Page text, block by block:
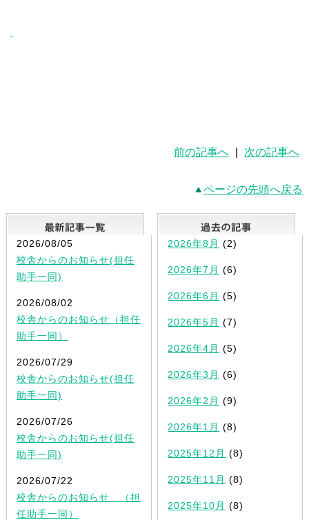
前の記事へ 次の記事へ
ページの先頭へ戻る
最新記事一覧
2026/08/05
校舎からのお知らせ(担任
助手一同)
2026/08/02
校舎からのお知らせ（担任
助手一同）
2026/07/29
校舎からのお知らせ(担任
助手一同)
2026/07/26
校舎からのお知らせ(担任
助手一同)
2026/07/22
校舎からのお知らせ （担
任助手一同）
2026年8月 (2)
2026年7月 (6)
2026年6月 (5)
2026年5月 (7)
2026年4月 (5)
2026年3月 (6)
2026年2月 (9)
2026年1月 (8)
2025年12月 (8)
2025年11月 (8)
2025年10月 (8)